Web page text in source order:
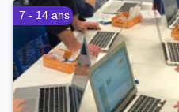
7 - 14 ans